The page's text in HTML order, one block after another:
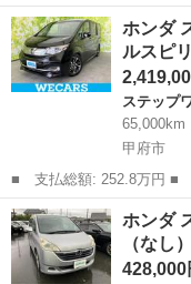
ー名： ホンダ ■ 車種名
名： スパーダＺクール
リップダ...
山梨 甲府市 ステ
ホンダ
ルスピ
ステップ
65,000km
甲府市
■ 支払総額: 252.8万円 ■ 車両本体価格： 2,419,000 円 ■ メーカ
ー名： ホンダ ■ 車種名
名： スパーダクールスピ
保証書／...
山梨 甲府市 ステ
ホンダ
（なし）
428,000